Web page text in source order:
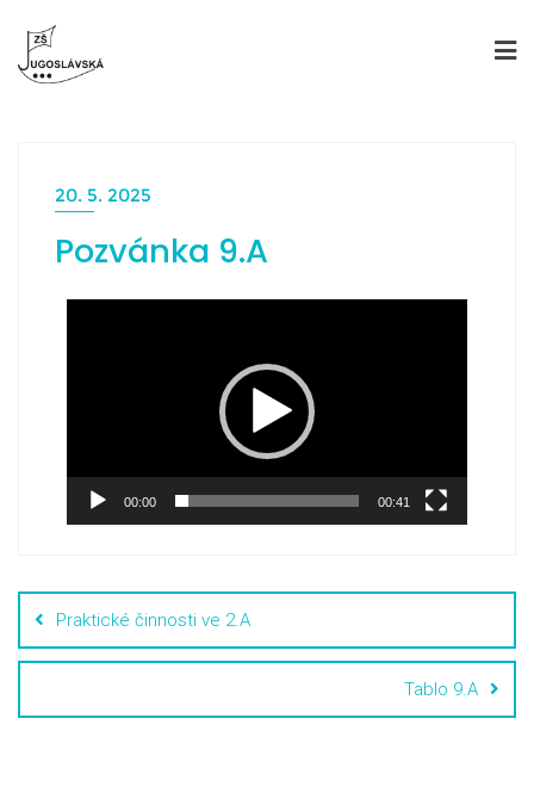
20. 5. 2025
Pozvánka 9.A
00:00 00:41
Praktické činnosti ve 2.A
Tablo 9.A